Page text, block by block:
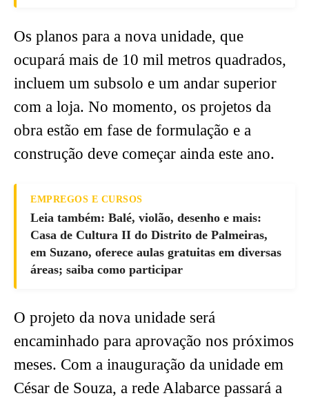
Os planos para a nova unidade, que
ocupará mais de 10 mil metros quadrados,
incluem um subsolo e um andar superior
com a loja. No momento, os projetos da
obra estão em fase de formulação e a
construção deve começar ainda este ano.
EMPREGOS E CURSOS
Leia também: Balé, violão, desenho e mais:
Casa de Cultura II do Distrito de Palmeiras,
em Suzano, oferece aulas gratuitas em diversas
áreas; saiba como participar
O projeto da nova unidade será
encaminhado para aprovação nos próximos
meses. Com a inauguração da unidade em
César de Souza, a rede Alabarce passará a